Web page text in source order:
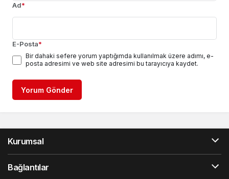
Ad*
E-Posta*
Bir dahaki sefere yorum yaptığımda kullanılmak üzere adımı, e-
posta adresimi ve web site adresimi bu tarayıcıya kaydet.
Yorum Gönder
Kurumsal
Bağlantılar